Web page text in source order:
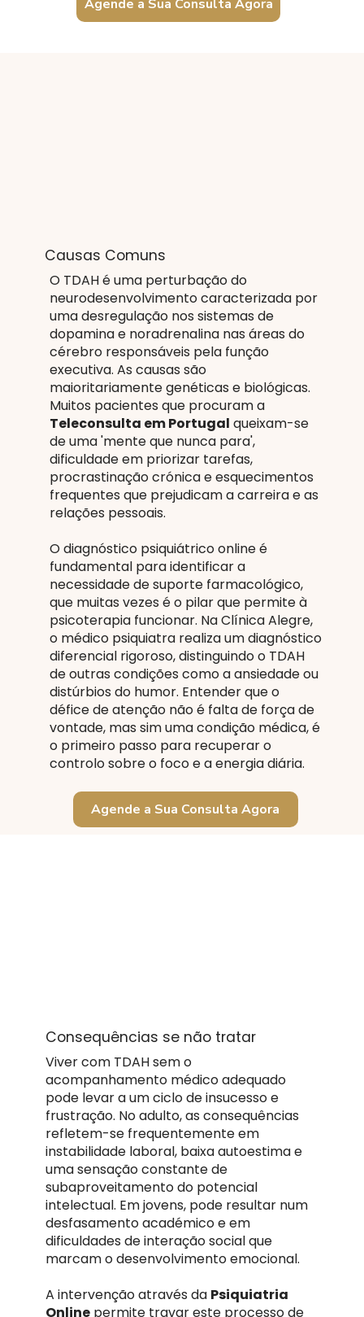
Agende a Sua Consulta Agora
Causas Comuns
O TDAH é uma perturbação do
neurodesenvolvimento caracterizada por
uma desregulação nos sistemas de
dopamina e noradrenalina nas áreas do
cérebro responsáveis pela função
executiva. As causas são
maioritariamente genéticas e biológicas.
Muitos pacientes que procuram a
Teleconsulta em Portugal queixam-se
de uma 'mente que nunca para',
dificuldade em priorizar tarefas,
procrastinação crónica e esquecimentos
frequentes que prejudicam a carreira e as
relações pessoais.
O diagnóstico psiquiátrico online é
fundamental para identificar a
necessidade de suporte farmacológico,
que muitas vezes é o pilar que permite à
psicoterapia funcionar. Na Clínica Alegre,
o médico psiquiatra realiza um diagnóstico
diferencial rigoroso, distinguindo o TDAH
de outras condições como a ansiedade ou
distúrbios do humor. Entender que o
défice de atenção não é falta de força de
vontade, mas sim uma condição médica, é
o primeiro passo para recuperar o
controlo sobre o foco e a energia diária.
Agende a Sua Consulta Agora
Consequências se não tratar
Viver com TDAH sem o
acompanhamento médico adequado
pode levar a um ciclo de insucesso e
frustração. No adulto, as consequências
refletem-se frequentemente em
instabilidade laboral, baixa autoestima e
uma sensação constante de
subaproveitamento do potencial
intelectual. Em jovens, pode resultar num
desfasamento académico e em
dificuldades de interação social que
marcam o desenvolvimento emocional.
A intervenção através da Psiquiatria
Onlinepermite travar este processo de